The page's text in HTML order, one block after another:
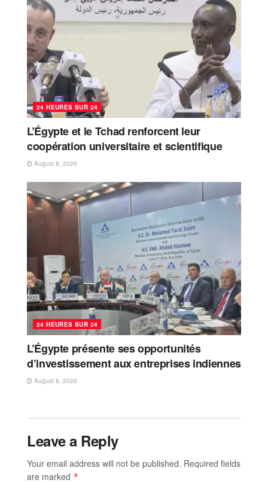
24 HEURES SUR 24
L’Égypte et le Tchad renforcent leur
coopération universitaire et scientifique
August 8, 2026
24 HEURES SUR 24
L’Égypte présente ses opportunités
d’investissement aux entreprises indiennes
August 8, 2026
Leave a Reply
Your email address will not be published. Required fields
are marked *